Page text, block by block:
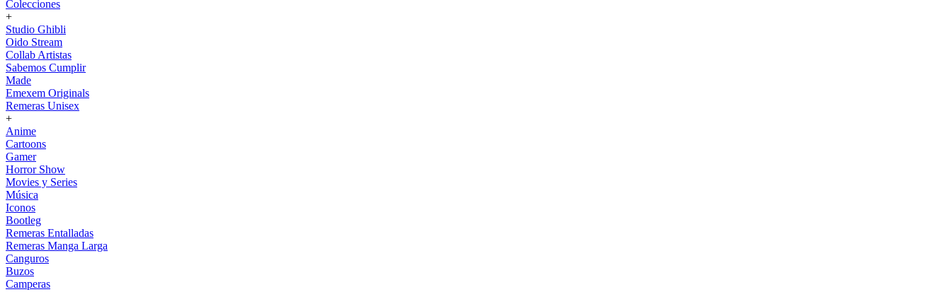
Colecciones
+
Studio Ghibli
Oido Stream
Collab Artistas
Sabemos Cumplir
Made
Emexem Originals
Remeras Unisex
+
Anime
Cartoons
Gamer
Horror Show
Movies y Series
Música
Iconos
Bootleg
Remeras Entalladas
Remeras Manga Larga
Canguros
Buzos
Camperas